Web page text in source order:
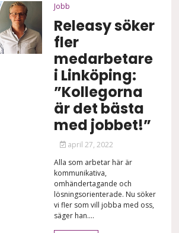
Jobb
Releasy söker
fler
medarbetare
i Linköping:
”Kollegorna
är det bästa
med jobbet!”
april 27, 2022
Alla som arbetar här är
kommunikativa,
omhändertagande och
lösningsorienterade. Nu söker
vi fler som vill jobba med oss,
säger han....